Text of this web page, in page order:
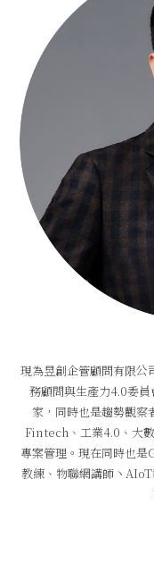
現為昱創企管顧問有限公
務顧問與生產力4.0委
家，同時也是趨勢觀察
Fintech、工業4.0、大
專案管理。現在同時也
教練、物聯網講師丶